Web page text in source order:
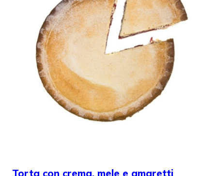
Torta con crema, mele e amaretti